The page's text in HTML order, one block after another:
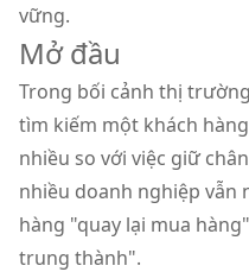
vững.
Mở đầu
Trong bối cảnh thị
tìm kiếm một khách
nhiều so với việc giữ
nhiều doanh nghiệp vẫn
hàng "quay lại mua
trung thành".